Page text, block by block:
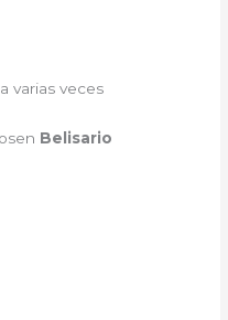
varias veces
Belisario